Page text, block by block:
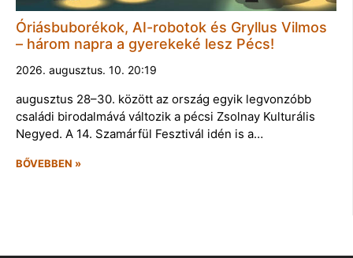
Óriásbuborékok, AI-robotok és Gryllus Vilmos
– három napra a gyerekeké lesz Pécs!
2026. augusztus. 10. 20:19
augusztus 28–30. között az ország egyik legvonzóbb
családi birodalmává változik a pécsi Zsolnay Kulturális
Negyed. A 14. Szamárfül Fesztivál idén is a…
BŐVEBBEN »